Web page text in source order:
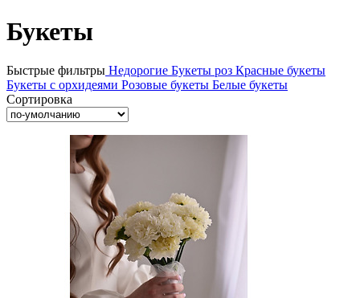
Букеты
Быстрые фильтры Недорогие Букеты роз Красные букеты
Букеты с орхидеями Розовые букеты Белые букеты
Сортировка